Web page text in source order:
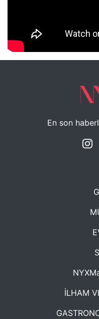
NYXmag 2. Yaş
En son
İLHAM